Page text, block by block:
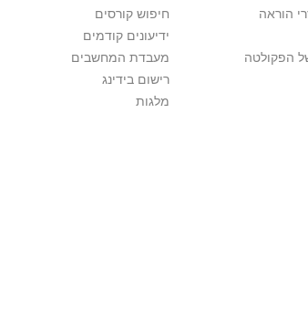
הוראה
הפקולטה
חיפוש קורסים
ידיעונים קודמים
מעבדת המחשבים
רישום בידינג
מלגות